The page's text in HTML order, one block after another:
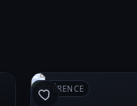
RÉFÉRENCE